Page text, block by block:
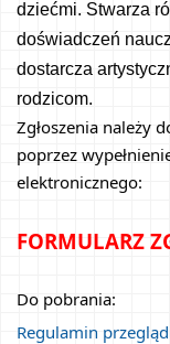
dziećmi. Stwarza
doświadczeń
dostarcza
rodzicom.
Zgłoszenia należy
poprzez
elektronicznego:
FORMULARZ
Do pobrania:
Regulamin